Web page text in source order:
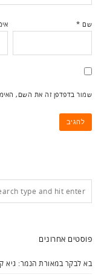
שם *
שמור בדפדפן זה את השם,
פוסטים אחרונים
בא לבקר במאורת הנמר: גיא